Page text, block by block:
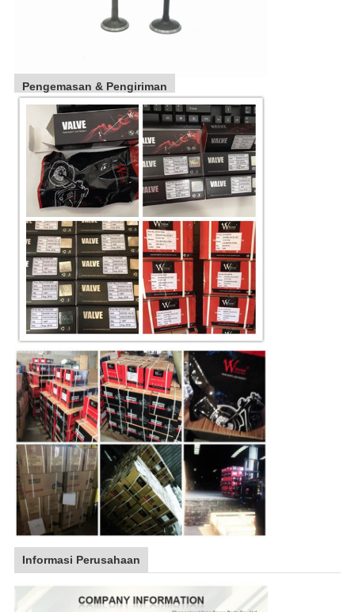
Pengemasan & Pengiriman
Informasi Perusahaan